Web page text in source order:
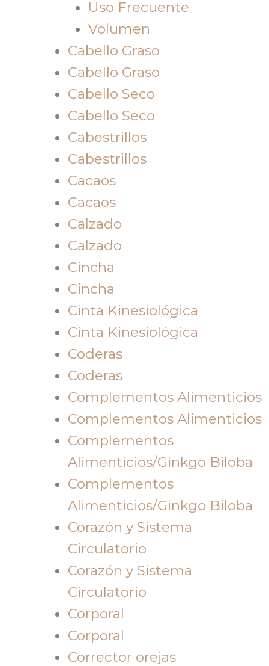
Uso Frecuente
Volumen
Cabello Graso
Cabello Graso
Cabello Seco
Cabello Seco
Cabestrillos
Cabestrillos
Cacaos
Cacaos
Calzado
Calzado
Cincha
Cincha
Cinta Kinesiológica
Cinta Kinesiológica
Coderas
Coderas
Complementos Alimenticios
Complementos Alimenticios
Complementos
Alimenticios/Ginkgo Biloba
Complementos
Alimenticios/Ginkgo Biloba
Corazón y Sistema
Circulatorio
Corazón y Sistema
Circulatorio
Corporal
Corporal
Corrector orejas